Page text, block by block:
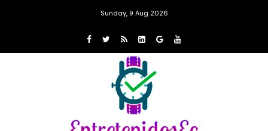
Sunday, 9 Aug 2026